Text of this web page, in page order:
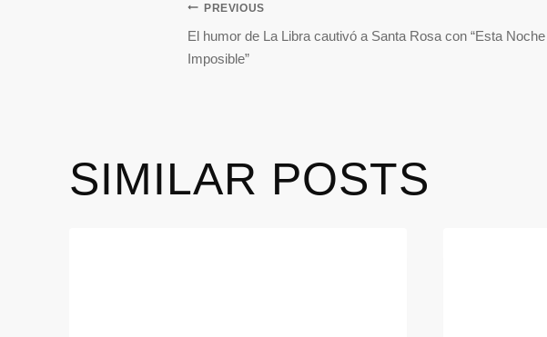
PREVIOUS
El humor de La Libra cautivó a Santa Rosa con “Esta
Imposible”
SIMILAR POSTS